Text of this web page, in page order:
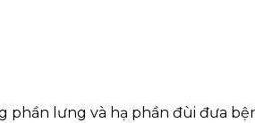
phần lưng và hạ phần đùi đưa